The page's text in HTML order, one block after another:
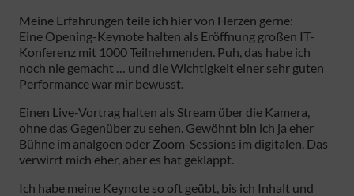
Meine Erfahrungen teile ich hier von Herzen gerne:
Eine Opening-Keynote halten als Eröffnung großen IT-
Konferenz mit 1000 Teilnehmenden. Puh, das habe ich
noch nie gemacht … und die Wichtigkeit einer sehr guten
Performance war mir bewusst.
Einen Live-Vortrag halten als Stream über die Kamera,
ohne das Gegenüber zu sehen. Gewöhnt bin ich ja eher
Bühne im analgoen oder Zoom-Sessions im digitalen. Das
verwirrt mich eher, aber es hat geklappt.
Ich habe meine Keynote so oft geübt, bis ich Inhalt und